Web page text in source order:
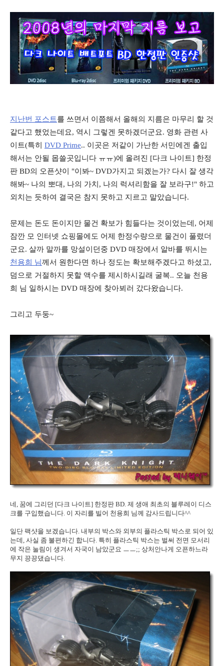
지난번 포스트를 쓰면서 이쯤해서 올해의 지름은 마무리 할 것
같다고 했었는데요, 역시 그렇겐 못하겠더군요. 영화 관련 사
이트(특히 DVD Prime.. 이곳은 저같이 가난한 서민에겐 출입
해서는 안될 몹쓸곳입니다 ㅠㅠ)에 올려진 [다크 나이트] 한정
판 BD의 오픈샷이 "이봐~ DVD가지고 되겠는가? 다시 잘 생각
해봐~ 나의 뽀대, 나의 가치, 나의 럭셔리함을 잘 보라구!" 하고
외치는 듯하여 결국은 참지 못하고 지르고 말았습니다.
문제는 돈도 돈이지만 물건 확보가 힘들다는 것이었는데, 어제
잠깐 모 인터넷 쇼핑몰에도 어제 한정수량으로 물건이 풀렸더
군요. 살까 말까를 망설이던중 DVD 매장에서 알바를 뛰시는
천용희 님께서 원한다면 하나 정도는 확보해주겠다고 하셨고,
덤으로 거절하지 못할 액수를 제시하시길래 굴복.. 오늘 천용
희 님 일하시는 DVD 매장에 찾아뵈러 갔다왔습니다.
그리고 두둥~
네, 꿈에 그리던 [다크 나이트] 한정판 BD. 제 생애 최초의 블루레이 디스
크를 구입했습니다. 이 자리를 빌어 천용희 님께 감사드립니다^^
일단 팩샷을 보겠습니다. 내부의 박스와 외부의 플라스틱 박스로 되어 있
는데, 사실 좀 불편하긴 합니다. 특히 플라스틱 박스는 벌써 전면 모서리
에 작은 눌림이 생겨서 자국이 남았군요 ㅡㅡ;; 상처안나게 오픈하느라
무지 끙끙댔습니다.